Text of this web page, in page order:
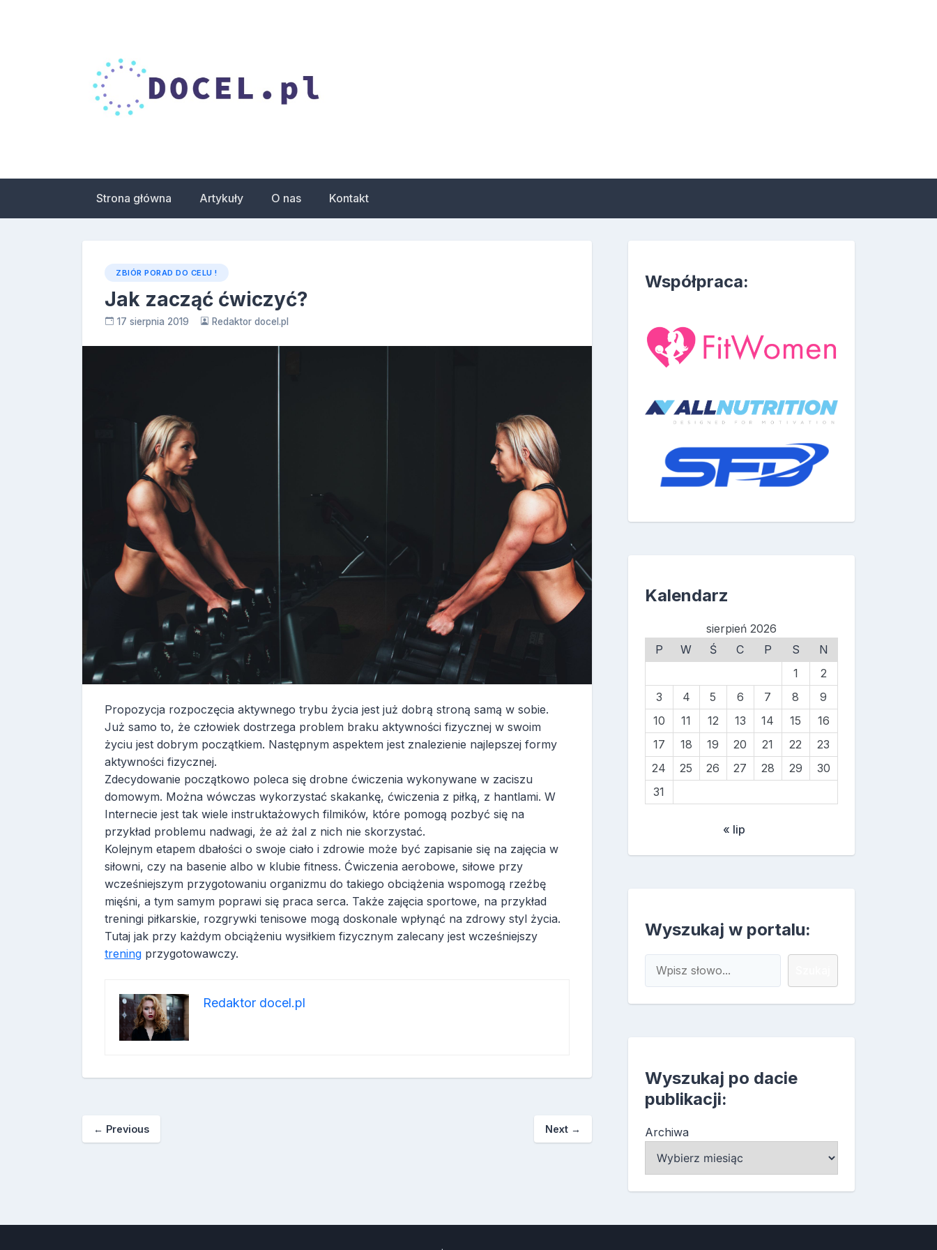
Droga do celu – zbiór porad dotyczących suplementacji i
zdrowia
Strona główna Artykuły O nas Kontakt
ZBIÓR PORAD DO CELU !
Jak zacząć ćwiczyć?
17 sierpnia 2019 Redaktor docel.pl
Propozycja rozpoczęcia aktywnego trybu życia jest już dobrą stroną samą w sobie.
Już samo to, że człowiek dostrzega problem braku aktywności fizycznej w swoim
życiu jest dobrym początkiem. Następnym aspektem jest znalezienie najlepszej formy
aktywności fizycznej.
Zdecydowanie początkowo poleca się drobne ćwiczenia wykonywane w zaciszu
domowym. Można wówczas wykorzystać skakankę, ćwiczenia z piłką, z hantlami. W
Internecie jest tak wiele instruktażowych filmików, które pomogą pozbyć się na
przykład problemu nadwagi, że aż żal z nich nie skorzystać.
Kolejnym etapem dbałości o swoje ciało i zdrowie może być zapisanie się na zajęcia w
siłowni, czy na basenie albo w klubie fitness. Ćwiczenia aerobowe, siłowe przy
wcześniejszym przygotowaniu organizmu do takiego obciążenia wspomogą rzeźbę
mięśni, a tym samym poprawi się praca serca. Także zajęcia sportowe, na przykład
treningi piłkarskie, rozgrywki tenisowe mogą doskonale wpłynąć na zdrowy styl życia.
Tutaj jak przy każdym obciążeniu wysiłkiem fizycznym zalecany jest wcześniejszy
trening przygotowawczy.
Redaktor docel.pl
← Previous Next →
Współpraca:
Kalendarz
sierpień 2026
P
W Ś C P S
N
1
2
3
4 5 6 7 8
9
10
11 12 13 14 15
16
17
18 19 20 21 22
23
24
25 26 27 28 29
30
31
« lip
Wyszukaj w portalu:
Wyszukaj po dacie
publikacji:
Archiwa